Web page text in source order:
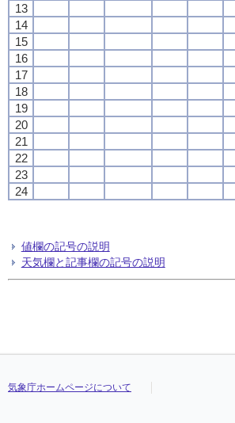
13
14
15
16
17
18
19
20
21
22
23
24
値欄の記号の説明
天気欄と記事欄の記号の説明
気象庁ホームページについて